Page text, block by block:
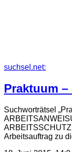
suchsel.net:
Praktuum
Suchworträtsel
Arbeitsauftrag zu